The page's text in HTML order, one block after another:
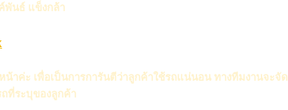
พันธ์ แข็งกล้า
าค่ะ เพื่อเป็นการการันตีว่าลูกค้าใช้รถแน่นอน ทางทีมงานจะจัด
ที่ระบุของลูกค้า